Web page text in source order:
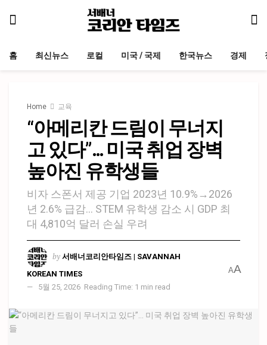
홈 최신뉴스 로컬 미국 / 국제 한국뉴스 경제
Home 교육
“아메리칸 드림이 무너지
고 있다”… 미국 취업 장벽
높아진 유학생들
비자 스폰서 제공 기업 2023년 10.9%→2026
년 2.6% 급감… STEM 유학생 감소 시 GDP 최
대 4,810억 달러 손실 우려
by 서배너코리안타임즈 | SAVANNAH
KOREAN TIMES
5월 25, 2026 Reading Time: 1 min read
AA